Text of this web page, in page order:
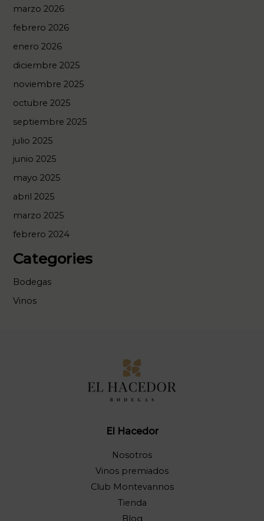
marzo 2026
febrero 2026
enero 2026
diciembre 2025
noviembre 2025
octubre 2025
septiembre 2025
julio 2025
junio 2025
mayo 2025
abril 2025
marzo 2025
febrero 2024
Categories
Bodegas
Vinos
El Hacedor
Nosotros
Vinos premiados
Club Montevannos
Tienda
Blog